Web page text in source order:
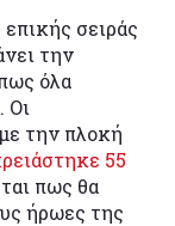
σειράς
την
όλα
Οι
την πλοκή
55
πως θα
ήρωες της